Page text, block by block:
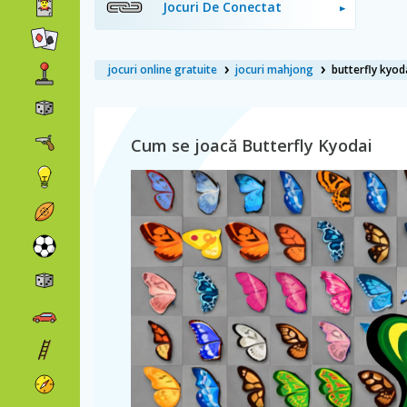
Jocuri De Conectat
jocuri online gratuite jocuri mahjong butterfly
Cum se joacă Butterfly Kyodai